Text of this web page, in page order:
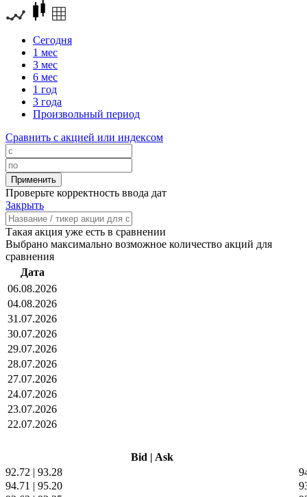
Сегодня
1 мес
3 мес
6 мес
1 год
3 года
Произвольный период
Сравнить с акцией или индексом
Проверьте корректность ввода дат
Закрыть
Такая акция уже есть в сравнении
Выбрано максимально возможное количество акций для
сравнения
Дата
06.08.2026
04.08.2026
31.07.2026
30.07.2026
29.07.2026
28.07.2026
27.07.2026
24.07.2026
23.07.2026
22.07.2026
Bid | Ask
92.72 | 93.28
94.71 | 95.20